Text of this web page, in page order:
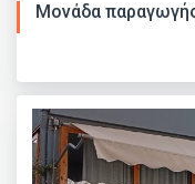
Μονάδα